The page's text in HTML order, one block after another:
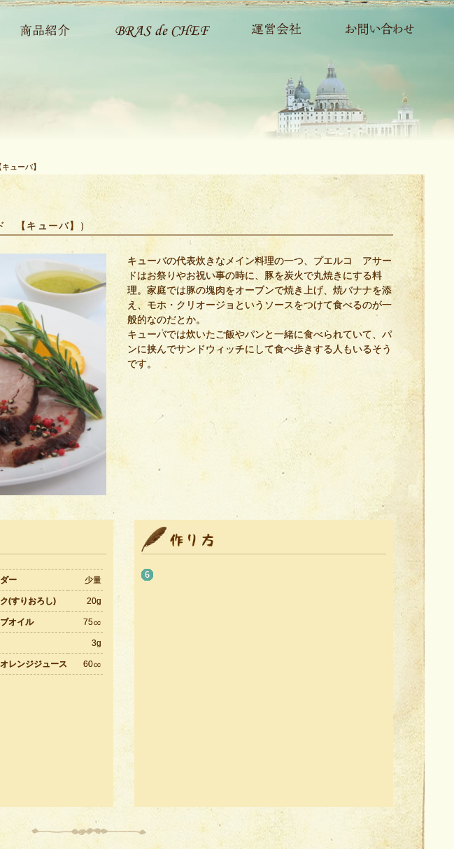
ューバ】
【キューバ】）
キューバの代表炊きなメイン料理の一つ、プエルコ アサー
ドはお祭りやお祝い事の時に、豚を炭火で丸焼きにする料
理。家庭では豚の塊肉をオーブンで焼き上げ、焼バナナを添
え、モホ・クリオージョというソースをつけて食べるのが一
般的なのだとか。
キューバでは炊いたご飯やパンと一緒に食べられていて、パ
ンに挟んでサンドウィッチにして食べ歩きする人もいるそう
です。
ー 少量
(すりおろし) 20g
オイル 75㏄
3g
ンジジュース 60㏄